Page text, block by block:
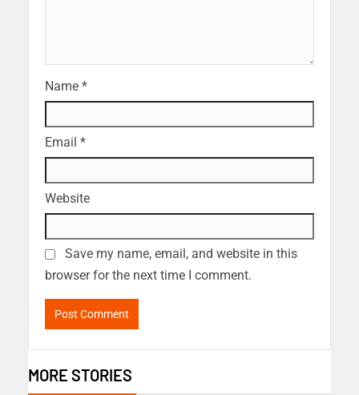
Name *
Email *
Website
Save my name, email, and website in this
browser for the next time I comment.
MORE STORIES